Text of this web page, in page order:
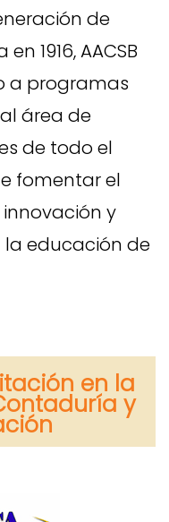
de
1916, AACSB
a programas
área de
de todo el
fomentar el
y
educación de
en la
y